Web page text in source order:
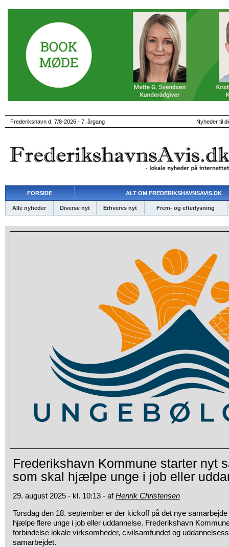
Frederikshavn d. 7/8-2026 - 7. årgang Nyheder til
FORSIDE ALT OM FREDERIKSHAVNSAVIS.DK
Alle nyheder Diverse nyt Erhvervs nyt Frem- og efterlysning
Frederikshavn Kommune starter nyt
som skal hjælpe unge i job eller
29. august 2025 - kl. 10:13 - afHenrik Christensen
Torsdag den 18. september er der kickoff på det nye
hjælpe flere unge i job eller uddannelse. Frederikshavn
forbindelse lokale virksomheder, civilsamfundet og
samarbejdet.